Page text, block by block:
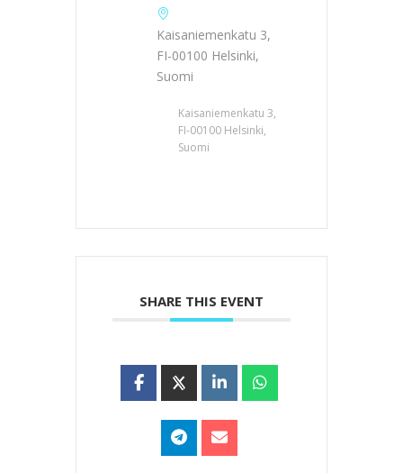
Kaisaniemenkatu 3,
FI-00100 Helsinki,
Suomi
Kaisaniemenkatu 3,
FI-00100 Helsinki,
Suomi
SHARE THIS EVENT